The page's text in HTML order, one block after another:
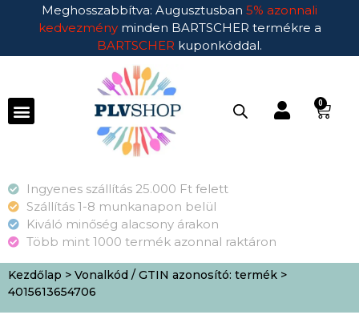
Meghosszabbítva: Augusztusban 5% azonnali
kedvezmény minden BARTSCHER termékre a
BARTSCHER kuponkóddal.
0
Ingyenes szállítás 25.000 Ft felett
Szállítás 1-8 munkanapon belül
Kiváló minőség alacsony árakon
Több mint 1000 termék azonnal raktáron
Kezdőlap > Vonalkód / GTIN azonosító: termék >
4015613654706